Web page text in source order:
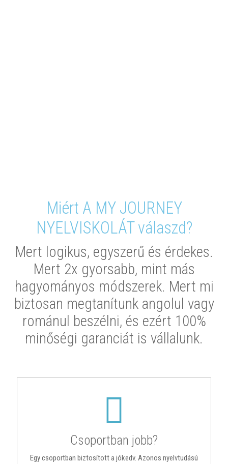
Miért A MY JOURNEY
NYELVISKOLÁT válaszd?
Mert logikus, egyszerű és érdekes.
Mert 2x gyorsabb, mint más
hagyományos módszerek. Mert mi
biztosan megtanítunk angolul vagy
románul beszélni, és ezért 100%
minőségi garanciát is vállalunk.
Csoportban jobb?
Egy csoportban biztosított a jókedv. Azonos nyelvtudású